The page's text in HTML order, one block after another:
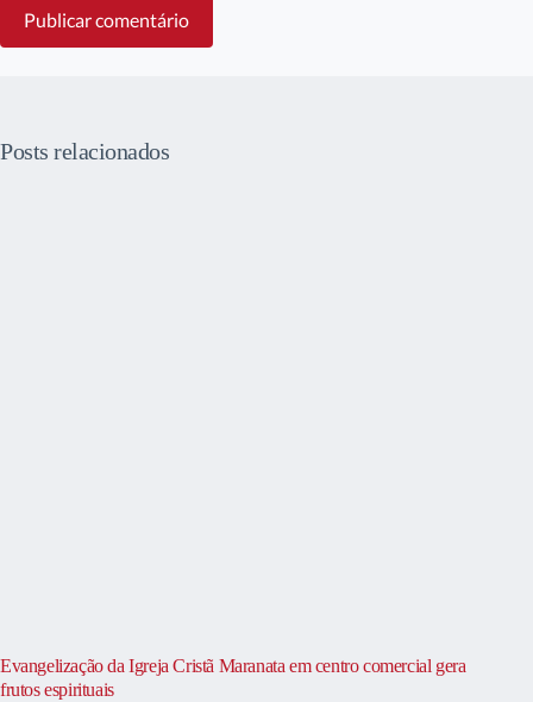
Publicar comentário
Posts relacionados
Evangelização da Igreja Cristã Maranata em centro comercial gera
frutos espirituais